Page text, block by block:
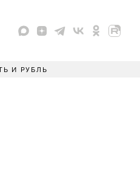
И РУБЛЬ